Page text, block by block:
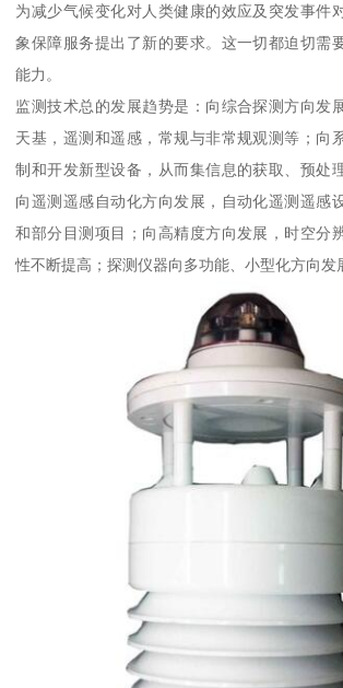
为减少气候变化对人类健康的效应及突发事件
象保障服务提出了新的要求。这一切都迫切需
能力。
监测技术总的发展趋势是：向综合探测方向发
天基，遥测和遥感，常规与非常规观测等；向
制和开发新型设备，从而集信息的获取、预处
向遥测遥感自动化方向发展，自动化遥测遥感
和部分目测项目；向高精度方向发展，时空分
性不断提高；探测仪器向多功能、小型化方向发